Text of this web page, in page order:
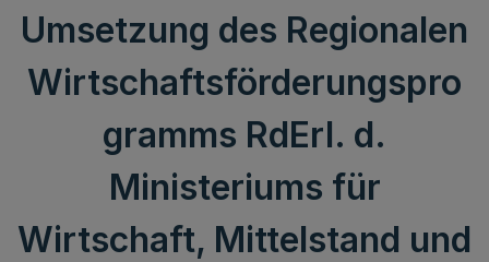
Umsetzung des Regionalen
Wirtschaftsförderungspro
gramms RdErl. d.
Ministeriums für
Wirtschaft, Mittelstand und